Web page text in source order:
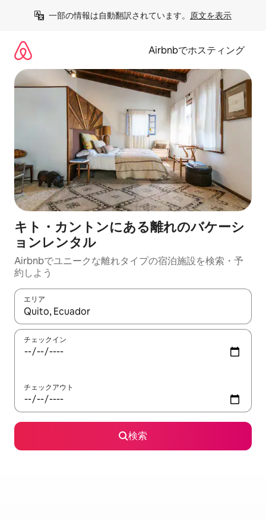
一部の情報は自動翻訳されています。 原文を表示
Airbnbでホスティング
キト・カントンにある離れのバケーシ
ョンレンタル
Airbnbでユニークな離れタイプの宿泊施設を検索・予
約しよう
エリア
検索結果が表示されたら、上下の矢印キーを使って移動するか
チェックイン
チェックアウト
検索